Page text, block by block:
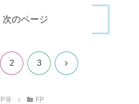
次のページ
2 3 次
等 FP